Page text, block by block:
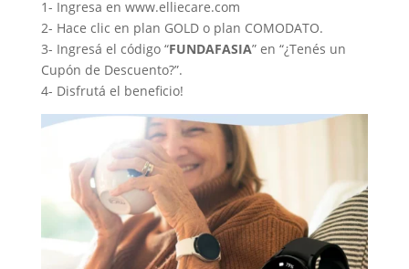
1- Ingresa en www.elliecare.com
2- Hace clic en plan GOLD o plan COMODATO.
3- Ingresá el código “FUNDAFASIA” en “¿Tenés un
Cupón de Descuento?”.
4- Disfrutá el beneficio!